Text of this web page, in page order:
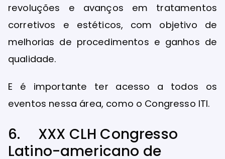
revoluções e avanços em tratamentos
corretivos e estéticos, com objetivo de
melhorias de procedimentos e ganhos de
qualidade.
E é importante ter acesso a todos os
eventos nessa área, como o Congresso ITI.
6. XXX CLH Congresso
Latino-americano de